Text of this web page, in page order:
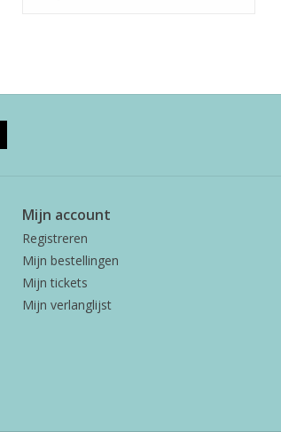
Mijn account
Registreren
Mijn bestellingen
Mijn tickets
Mijn verlanglijst